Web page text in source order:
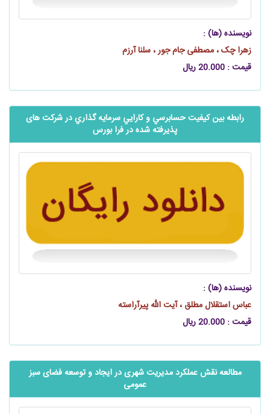
نویسنده (ها) :
زهرا چک ، مصطفی جام جور ، سلنا آرزم
قیمت : 20.000 ریال
رابطه بین كيفيت حسابرسي و كارايي سرمايه ‫گذاري در‬ شرکت‌ های
پذیرفته شده در فرا بورس
نویسنده (ها) :
عباس استقلال مطلق ، آیت الله پیرآراسته
قیمت : 20.000 ریال
مطالعه نقش عملکرد مدیریت شهری در ایجاد و توسعه فضای سبز
عمومی